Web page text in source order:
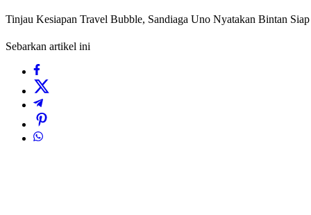
Tinjau Kesiapan Travel Bubble, Sandiaga Uno Nyatakan Bintan Siap
Sebarkan artikel ini